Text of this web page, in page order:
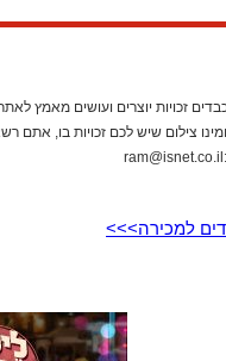
זכויות יוצרים ועושים מאמץ
צילום שיש לכם זכויות בו, אתם
ram@isnet.co.il
למכירה>>>